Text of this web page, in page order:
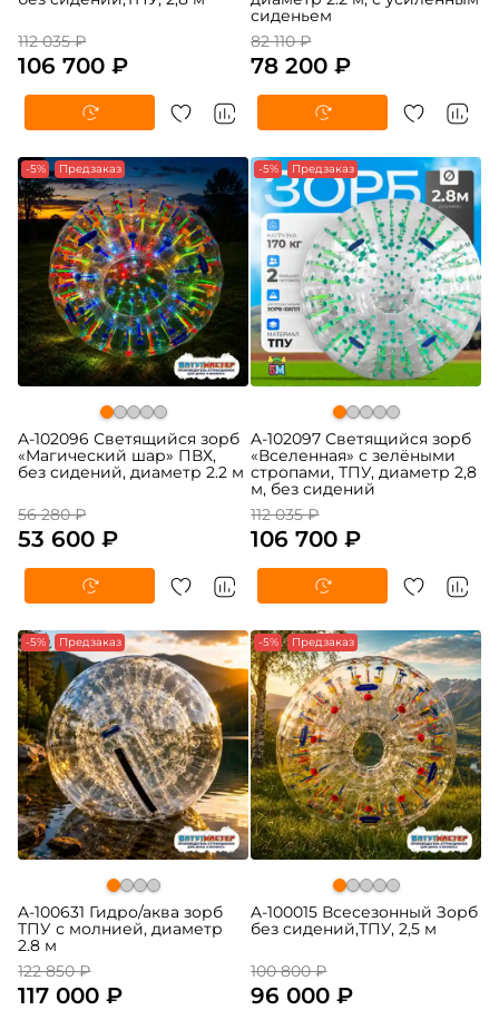
112 035 ₽
106 700 ₽
сиденьем
82 110 ₽
78 200 ₽
-5% Предзаказ
A-102096 Светящийся зорб
«Магический шар» ПВХ,
без сидений, диаметр 2.2 м
56 280 ₽
53 600 ₽
-5% Предзаказ
A-102097 Светящийся зорб
«Вселенная» с зелёными
стропами, ТПУ, диаметр 2,8
м, без сидений
112 035 ₽
106 700 ₽
-5% Предзаказ
A-100631 Гидро/аква зорб
ТПУ с молнией, диаметр
2.8 м
122 850 ₽
117 000 ₽
-5% Предзаказ
A-100015 Всесезонный Зорб
без сидений,ТПУ, 2,5 м
100 800 ₽
96 000 ₽